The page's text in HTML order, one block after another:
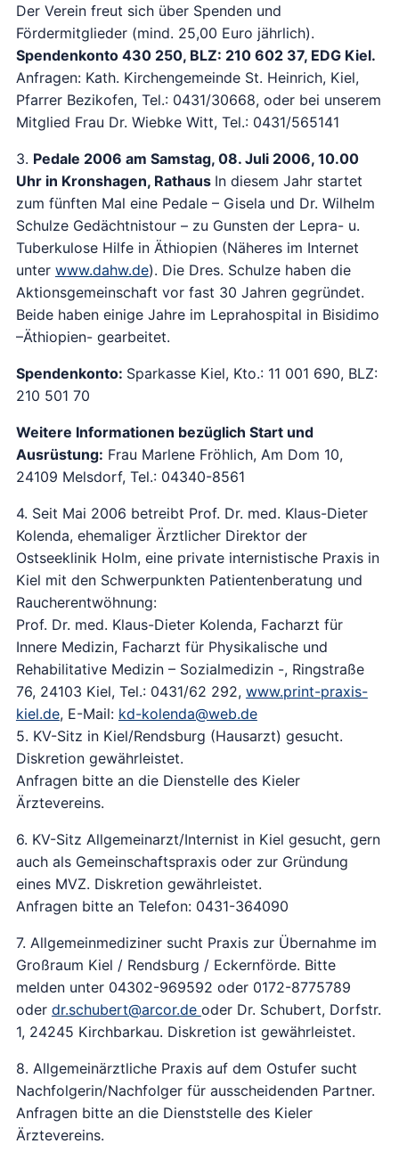
Der Verein freut sich über Spenden und
Fördermitglieder (mind. 25,00 Euro jährlich).
Spendenkonto 430 250, BLZ: 210 602 37, EDG Kiel.
Anfragen: Kath. Kirchengemeinde St. Heinrich, Kiel,
Pfarrer Bezikofen, Tel.: 0431/30668, oder bei unserem
Mitglied Frau Dr. Wiebke Witt, Tel.: 0431/565141
3. Pedale 2006 am Samstag, 08. Juli 2006, 10.00
Uhr in Kronshagen, Rathaus In diesem Jahr startet
zum fünften Mal eine Pedale – Gisela und Dr. Wilhelm
Schulze Gedächtnistour – zu Gunsten der Lepra- u.
Tuberkulose Hilfe in Äthiopien (Näheres im Internet
unter www.dahw.de). Die Dres. Schulze haben die
Aktionsgemeinschaft vor fast 30 Jahren gegründet.
Beide haben einige Jahre im Leprahospital in Bisidimo
–Äthiopien- gearbeitet.
Spendenkonto: Sparkasse Kiel, Kto.: 11 001 690, BLZ:
210 501 70
Weitere Informationen bezüglich Start und
Ausrüstung: Frau Marlene Fröhlich, Am Dom 10,
24109 Melsdorf, Tel.: 04340-8561
4. Seit Mai 2006 betreibt Prof. Dr. med. Klaus-Dieter
Kolenda, ehemaliger Ärztlicher Direktor der
Ostseeklinik Holm, eine private internistische Praxis in
Kiel mit den Schwerpunkten Patientenberatung und
Raucherentwöhnung:
Prof. Dr. med. Klaus-Dieter Kolenda, Facharzt für
Innere Medizin, Facharzt für Physikalische und
Rehabilitative Medizin – Sozialmedizin -, Ringstraße
76, 24103 Kiel, Tel.: 0431/62 292, www.print-praxis-
kiel.de, E-Mail: kd-kolenda@web.de
5. KV-Sitz in Kiel/Rendsburg (Hausarzt) gesucht.
Diskretion gewährleistet.
Anfragen bitte an die Dienstelle des Kieler
Ärztevereins.
6. KV-Sitz Allgemeinarzt/Internist in Kiel gesucht, gern
auch als Gemeinschaftspraxis oder zur Gründung
eines MVZ. Diskretion gewährleistet.
Anfragen bitte an Telefon: 0431-364090
7. Allgemeinmediziner sucht Praxis zur Übernahme im
Großraum Kiel / Rendsburg / Eckernförde. Bitte
melden unter 04302-969592 oder 0172-8775789
oder dr.schubert@arcor.de oder Dr. Schubert, Dorfstr.
1, 24245 Kirchbarkau. Diskretion ist gewährleistet.
8. Allgemeinärztliche Praxis auf dem Ostufer sucht
Nachfolgerin/Nachfolger für ausscheidenden Partner.
Anfragen bitte an die Dienststelle des Kieler
Ärztevereins.